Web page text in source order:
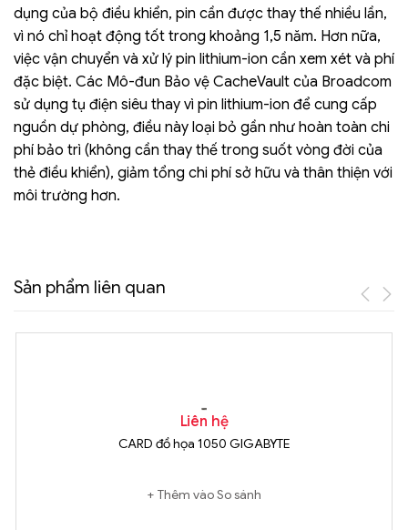
dụng của bộ điều khiển, pin cần được thay thế nhiều lần,
vì nó chỉ hoạt động tốt trong khoảng 1,5 năm. Hơn nữa,
việc vận chuyển và xử lý pin lithium-ion cần xem xét và phí
đặc biệt. Các Mô-đun Bảo vệ CacheVault của Broadcom
sử dụng tụ điện siêu thay vì pin lithium-ion để cung cấp
nguồn dự phòng, điều này loại bỏ gần như hoàn toàn chi
phí bảo trì (không cần thay thế trong suốt vòng đời của
thẻ điều khiển), giảm tổng chi phí sở hữu và thân thiện với
môi trường hơn.
Sản phẩm liên quan
Liên hệ
CARD đồ họa 1050 GIGABYTE
Thêm vào So sánh